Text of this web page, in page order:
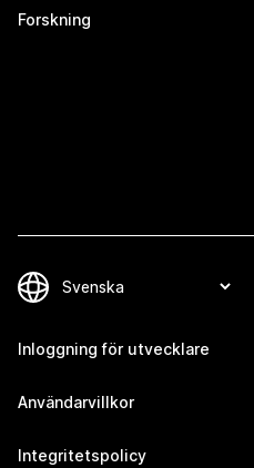
Forskning
Inloggning för utvecklare
Användarvillkor
Integritetspolicy